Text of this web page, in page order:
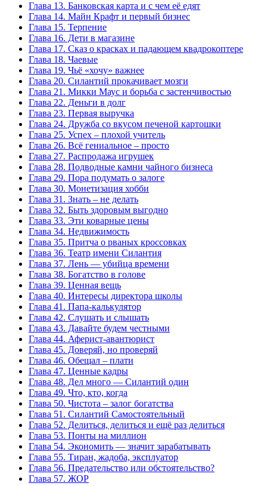
Глава 13. Банковская карта и с чем её едят
Глава 14. Майн Крафт и первый бизнес
Глава 15. Терпение
Глава 16. Дети в магазине
Глава 17. Сказ о красках и падающем квадрокоптере
Глава 18. Чаевые
Глава 19. Чьё «хочу» важнее
Глава 20. Силантий прокачивает мозги
Глава 21. Микки Маус и борьба с застенчивостью
Глава 22. Деньги в долг
Глава 23. Первая выручка
Глава 24. Дружба со вкусом печеной картошки
Глава 25. Успех – плохой учитель
Глава 26. Всё гениальное – просто
Глава 27. Распродажа игрушек
Глава 28. Подводные камни чайного бизнеса
Глава 29. Пора подумать о залоге
Глава 30. Монетизация хобби
Глава 31. Знать – не делать
Глава 32. Быть здоровым выгодно
Глава 33. Эти коварные цены
Глава 34. Недвижимость
Глава 35. Притча о рваных кроссовках
Глава 36. Театр имени Силантия
Глава 37. Лень — убийца времени
Глава 38. Богатство в голове
Глава 39. Ценная вещь
Глава 40. Интересы директора школы
Глава 41. Папа-калькулятор
Глава 42. Слушать и слышать
Глава 43. Давайте будем честными
Глава 44. Аферист-авантюрист
Глава 45. Доверяй, но проверяй
Глава 46. Обещал – плати
Глава 47. Ценные кадры
Глава 48. Дел много — Силантий один
Глава 49. Что, кто, когда
Глава 50. Чистота – залог богатства
Глава 51. Силантий Самостоятельный
Глава 52. Делиться, делиться и ещё раз делиться
Глава 53. Понты на миллион
Глава 54. Экономить — значит зарабатывать
Глава 55. Тиран, жадоба, эксплуатор
Глава 56. Предательство или обстоятельство?
Глава 57. ЖОР